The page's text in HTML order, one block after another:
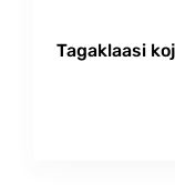
Tagaklaasi